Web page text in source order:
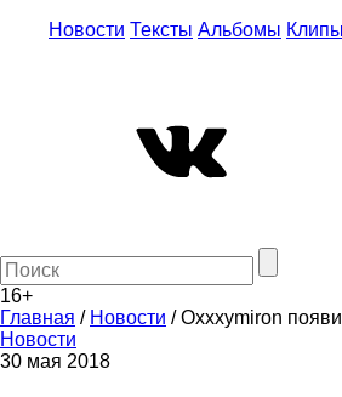
Новости Тексты Альбомы Клипы
16+
Главная / Новости /Oxxxymiron
Новости
30 мая 2018